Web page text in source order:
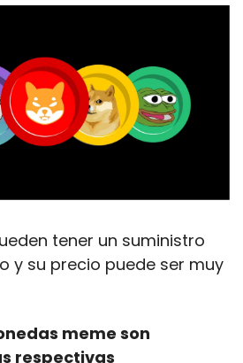
tener un suministro
y su precio puede ser muy
meme son
respectivas